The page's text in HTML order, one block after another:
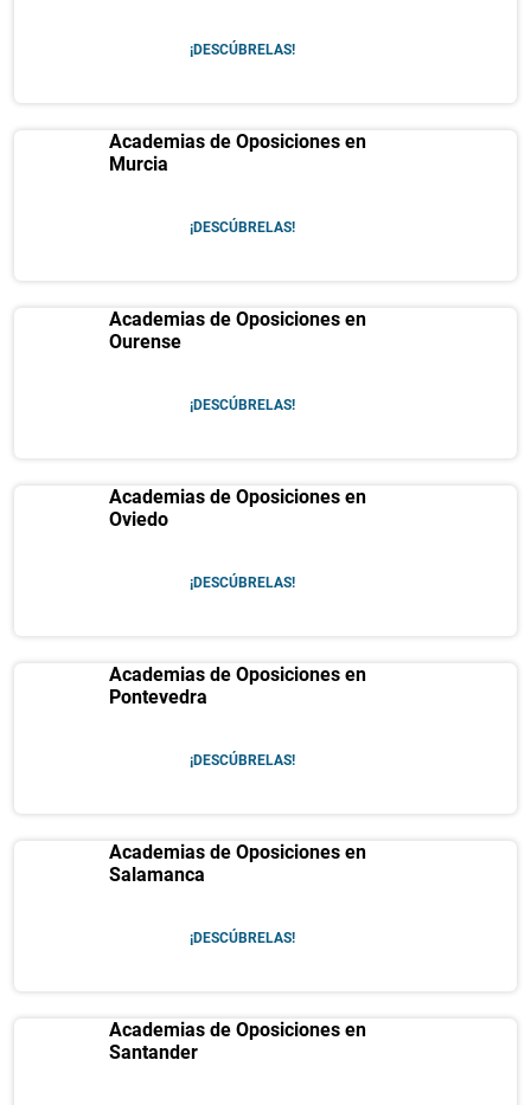
¡DESCÚBRELAS!
Academias de Oposiciones en
Murcia
¡DESCÚBRELAS!
Academias de Oposiciones en
Ourense
¡DESCÚBRELAS!
Academias de Oposiciones en
Oviedo
¡DESCÚBRELAS!
Academias de Oposiciones en
Pontevedra
¡DESCÚBRELAS!
Academias de Oposiciones en
Salamanca
¡DESCÚBRELAS!
Academias de Oposiciones en
Santander